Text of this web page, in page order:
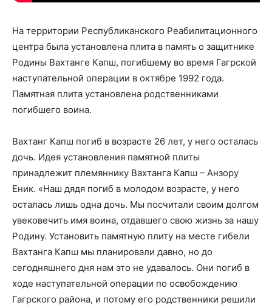
На территории Республиканского Реабилитационного
центра была установлена плита в память о защитнике
Родины Вахтанге Капш, погибшему во время Гагрской
наступательной операции в октябре 1992 года.
Памятная плита установлена родственниками
погибшего воина.
Вахтанг Капш погиб в возрасте 26 лет, у него осталась
дочь. Идея установления памятной плиты
принадлежит племяннику Вахтанга Капш – Анзору
Еник. «Наш дядя погиб в молодом возрасте, у него
осталась лишь одна дочь. Мы посчитали своим долгом
увековечить имя воина, отдавшего свою жизнь за нашу
Родину. Установить памятную плиту на месте гибели
Вахтанга Капш мы планировали давно, но до
сегодняшнего дня нам это не удавалось. Они погиб в
ходе наступательной операции по освобождению
Гагрского района, и потому его родственники решили